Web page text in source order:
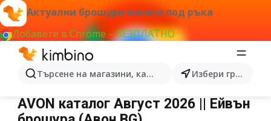
Актуални брошури винаги под ръка
Добавете в Chrome – БЕЗПЛАТНО
Търсене на магазини, категории, продукти...Избери град
AVON
AVON каталог Август 2026 || Ейвън